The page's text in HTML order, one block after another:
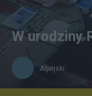
W urodziny
Alpejski